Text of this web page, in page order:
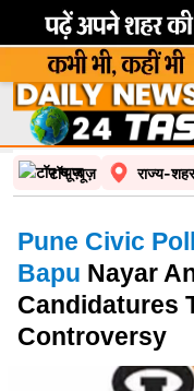
टॉप न्यूज़ राज्य-शहर
Pune Civic
Bapu Nayar
Candidatures
Controversy